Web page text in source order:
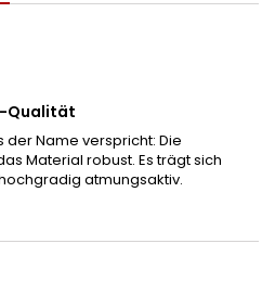
Qualität
der Name verspricht: Die
Material robust. Es trägt sich
atmungsaktiv.